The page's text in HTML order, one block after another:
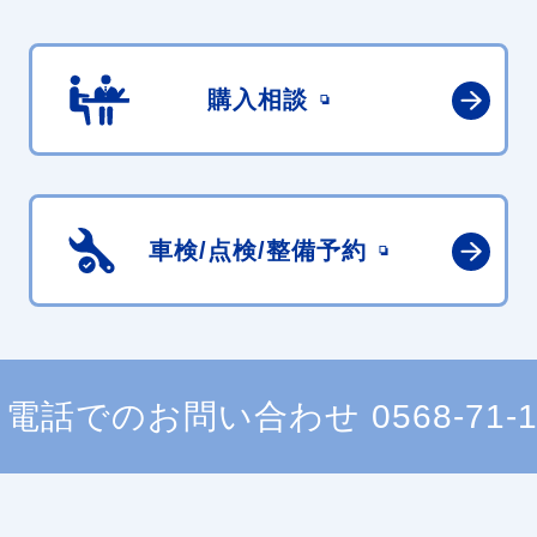
購入相談
車検/点検/整備予約
電話でのお問い合わせ 0568-71-